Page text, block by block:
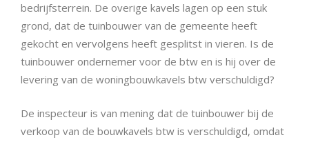
bedrijfsterrein. De overige kavels lagen op een stuk
grond, dat de tuinbouwer van de gemeente heeft
gekocht en vervolgens heeft gesplitst in vieren. Is de
tuinbouwer ondernemer voor de btw en is hij over de
levering van de woningbouwkavels btw verschuldigd?
De inspecteur is van mening dat de tuinbouwer bij de
verkoop van de bouwkavels btw is verschuldigd, omdat